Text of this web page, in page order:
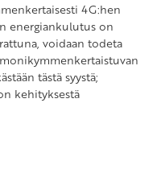
4G:hen
energiankulutus on
voidaan todeta
tästä syystä;
kehityksestä